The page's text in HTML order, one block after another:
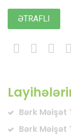
ƏTRAFLI
Bərk Məişət
Bərk Məişət